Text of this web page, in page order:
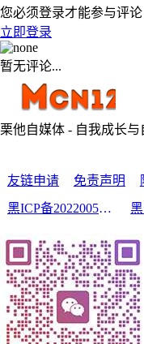
您必须登录才能参与评论
立即登录
暂无评论...
栗他自媒体 - 自我成长
友链申请 免责声明
黑ICP备2022005210号-2